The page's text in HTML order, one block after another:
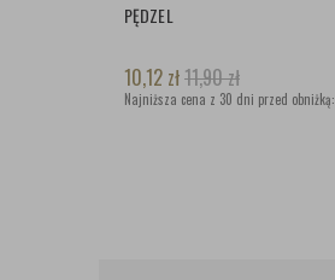
PĘDZEL
10,12 zł11,90zł
Najniższa cena z 30 dni przed obniżką: